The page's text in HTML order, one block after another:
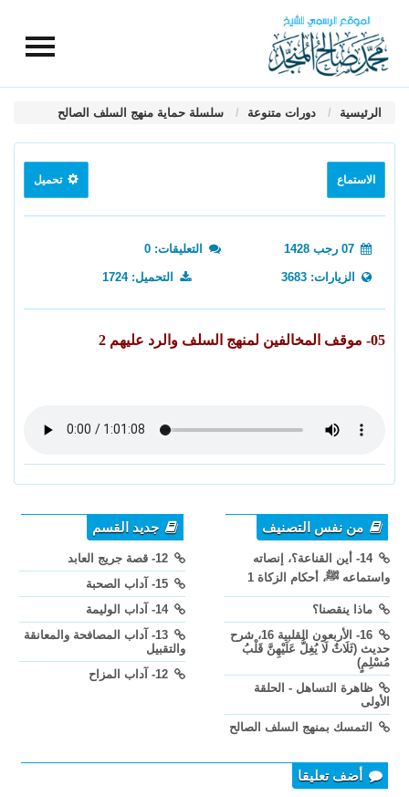
الرئيسية دورات متنوعة سلسلة حماية منهج السلف الصالح
الاستماع تحميل
التعليقات: 0
الزيارات: 3683 التحميل: 1724
05- موقف المخالفين لمنهج السلف والرد عليهم 2
من نفس التصنيف
14- أين القناعة؟، إنصاته
واستماعه ﷺ، أحكام الزكاة 1
ماذا ينقصنا؟
16- الأربعون القلبية 16، شرح
حديث (ثَلَاثٌ لَا يُغِلُّ عَلَيْهِنَّ قَلْبُ
مُسْلِمٍ)
ظاهرة التساهل - الحلقة
الأولى
التمسك بمنهج السلف الصالح
جديد القسم
14- آداب الوليمة
13- آداب المصافحة والمعانقة
والتقبيل
أضف تعليقا